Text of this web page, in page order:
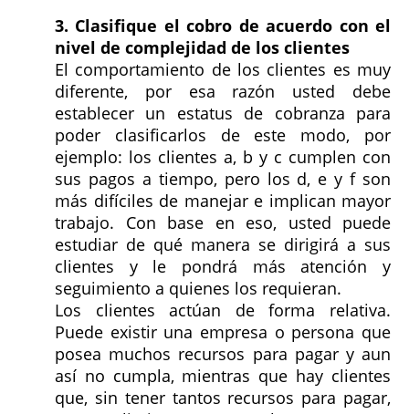
3. Clasifique el cobro de acuerdo con el
nivel de complejidad de los clientes
El comportamiento de los clientes es muy
diferente, por esa razón usted debe
establecer un estatus de cobranza para
poder clasificarlos de este modo, por
ejemplo: los clientes a, b y c cumplen con
sus pagos a tiempo, pero los d, e y f son
más difíciles de manejar e implican mayor
trabajo. Con base en eso, usted puede
estudiar de qué manera se dirigirá a sus
clientes y le pondrá más atención y
seguimiento a quienes los requieran.
Los clientes actúan de forma relativa.
Puede existir una empresa o persona que
posea muchos recursos para pagar y aun
así no cumpla, mientras que hay clientes
que, sin tener tantos recursos para pagar,